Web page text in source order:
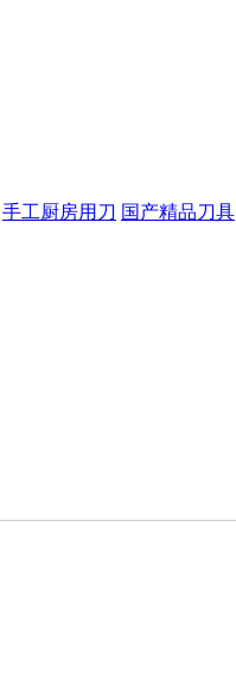
手工厨房用刀 国产精品刀具